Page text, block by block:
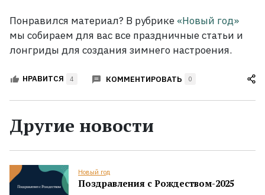
Понравился материал? В рубрике «Новый год»
мы собираем для вас все праздничные статьи и
лонгриды для создания зимнего настроения.
НРАВИТСЯ 4 КОММЕНТИРОВАТЬ 0
Другие новости
Новый год
Поздравления с Рождеством-2025